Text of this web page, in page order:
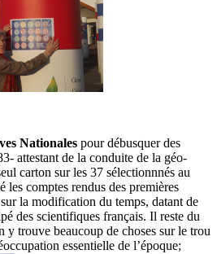
Nationales pour débusquer des
attestant de la conduite de la géo-
carton sur les 37 sélectionnnés au
les comptes rendus des premières
la modification du temps, datant de
des scientifiques français. Il reste du
trouve beaucoup de choses sur le trou
essentielle de l’époque;